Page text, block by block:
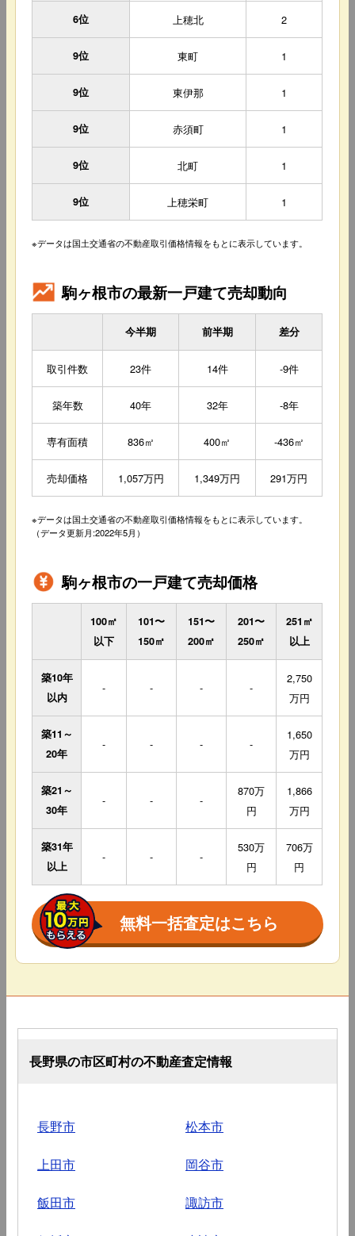
6位 上穂北 2
9位 東町 1
9位 東伊那 1
9位 赤須町 1
9位 北町 1
9位 上穂栄町 1
※データは国土交通省の不動産取引価格情報をもとに表示しています。
駒ヶ根市の最新一戸建て売却動向
今半期 前半期 差分
取引件数 23件 14件 -9件
築年数 40年 32年 -8年
専有面積 836㎡ 400㎡ -436㎡
売却価格 1,057万円 1,349万円 291万円
※データは国土交通省の不動産取引価格情報をもとに表示しています。
（データ更新月:2022年5月）
駒ヶ根市の一戸建て売却価格
100㎡
以下
101〜
150㎡
151〜
200㎡
201〜
250㎡
251㎡
以上
築10年
以内
- - - -
2,750
万円
築11～
20年
- - - -
1,650
万円
築21～
30年
- - -
870万
円
1,866
万円
築31年
以上
- - -
530万
円
706万
円
無料一括査定はこちら
長野県の市区町村の不動産査定情報
長野市 松本市
上田市 岡谷市
飯田市 諏訪市